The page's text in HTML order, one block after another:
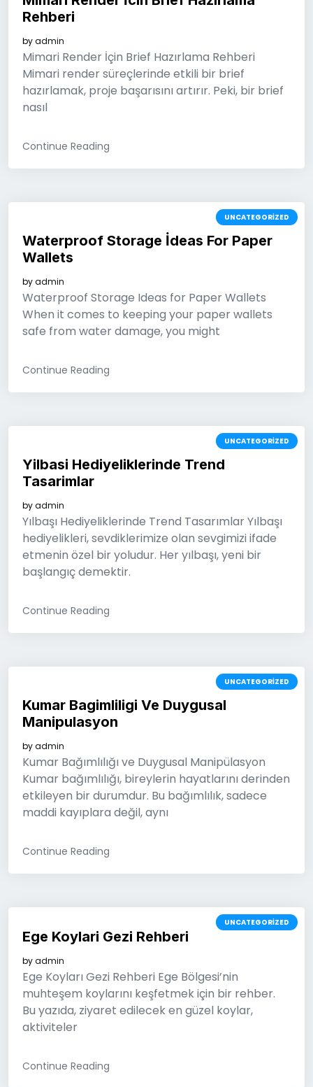
Rehberi
byadmin
Mimari Render İçin Brief Hazırlama Rehberi
Mimari render süreçlerinde etkili bir brief
hazırlamak, proje başarısını artırır. Peki, bir brief
nasıl
Continue Reading
UNCATEGORIZED
Waterproof Storage İdeas For Paper
Wallets
byadmin
Waterproof Storage Ideas for Paper Wallets
When it comes to keeping your paper wallets
safe from water damage, you might
Continue Reading
UNCATEGORIZED
Yilbasi Hediyeliklerinde Trend
Tasarimlar
byadmin
Yılbaşı Hediyeliklerinde Trend Tasarımlar Yılbaşı
hediyelikleri, sevdiklerimize olan sevgimizi ifade
etmenin özel bir yoludur. Her yılbaşı, yeni bir
başlangıç demektir.
Continue Reading
UNCATEGORIZED
Kumar Bagimliligi Ve Duygusal
Manipulasyon
byadmin
Kumar Bağımlılığı ve Duygusal Manipülasyon
Kumar bağımlılığı, bireylerin hayatlarını derinden
etkileyen bir durumdur. Bu bağımlılık, sadece
maddi kayıplara değil, aynı
Continue Reading
UNCATEGORIZED
Ege Koylari Gezi Rehberi
byadmin
Ege Koyları Gezi Rehberi Ege Bölgesi’nin
muhteşem koylarını keşfetmek için bir rehber.
Bu yazıda, ziyaret edilecek en güzel koylar,
aktiviteler
Continue Reading